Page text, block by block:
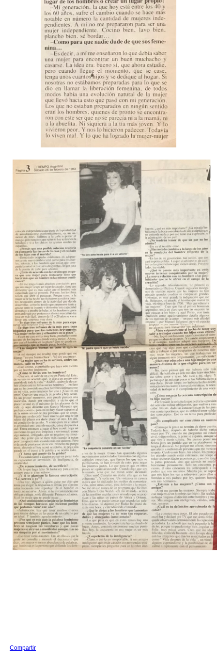
Compartir